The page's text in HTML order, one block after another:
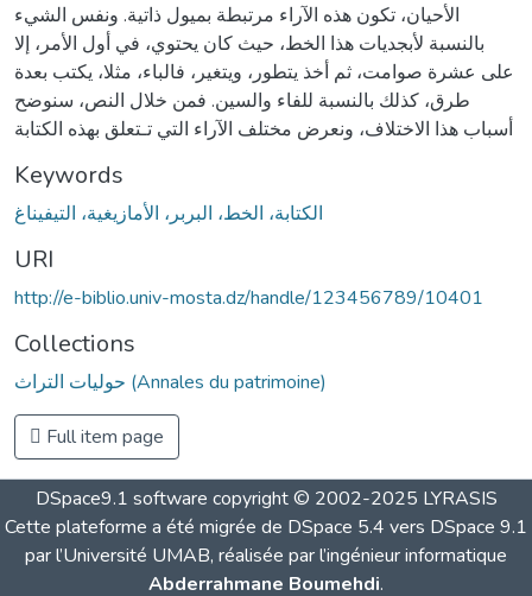
الأحيان، تكون هذه الآراء مرتبطة بميول ذاتية. ونفس الشيء
بالنسبة لأبجديات هذا الخط، حيث كان يحتوي، في أول الأمر، إلا
على عشرة صوامت، ثم أخذ يتطور، ويتغير، فالباء، مثلا، يكتب بعدة
طرق، كذلك بالنسبة للفاء والسين. فمن خلال النص، سنوضح
أسباب هذا الاختلاف، ونعرض مختلف الآراء التي تـتعلق بهذه الكتابة
Keywords
الكتابة، الخط، البربر، الأمازيغية، التيفيناغ
URI
http://e-biblio.univ-mosta.dz/handle/123456789/10401
Collections
حوليات التراث (Annales du patrimoine)
Full item page
DSpace9.1 software copyright © 2002-2025 LYRASIS
Cette plateforme a été migrée de DSpace 5.4 vers DSpace 9.1
par l’Université UMAB, réalisée par l’ingénieur informatique
Abderrahmane Boumehdi.